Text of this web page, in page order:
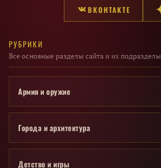
ВКОНТАКТЕ
РУБРИКИ
Все основные разделы сайта и их подразделы
Армия и оружие
Города и архитектура
Детство и игры